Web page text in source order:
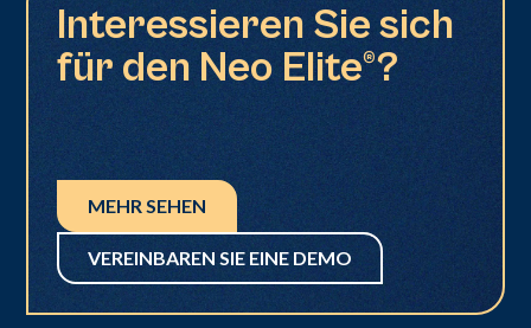
Interessieren Sie sich
für den Neo Elite®?
MEHR SEHEN
VEREINBAREN SIE EINE DEMO